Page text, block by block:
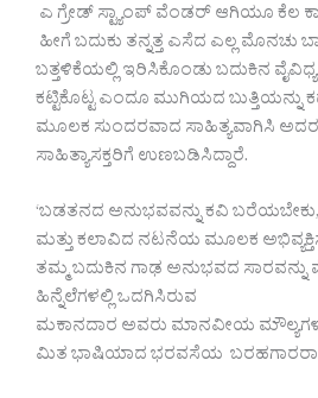
ಎ ಗ್ರೇಡ್ ಸ್ಟ್ಯಾಂಪ್ ವೆಂಡರ್ ಆಗಿಯೂ ಕೆಲ
ಹೀಗೆ ಬದುಕು ತನ್ನತ್ತ ಎಸೆದ ಎಲ್ಲ ಮೊನಚು
ಬತ್ತಳಿಕೆಯಲ್ಲಿ ಇರಿಸಿಕೊಂಡು ಬದುಕಿನ
ಕಟ್ಟಿಕೊಟ್ಟ ಎಂದೂ ಮುಗಿಯದ ಬುತ್ತಿಯನ್ನು
ಮೂಲಕ ಸುಂದರವಾದ ಸಾಹಿತ್ಯವಾಗಿಸಿ
ಸಾಹಿತ್ಯಾಸಕ್ತರಿಗೆ ಉಣಬಡಿಸಿದ್ದಾರೆ.
‘ಬಡತನದ ಅನುಭವವನ್ನು ಕವಿ ಬರೆಯಬೇಕು,
ಮತ್ತು ಕಲಾವಿದ ನಟನೆಯ ಮೂಲಕ
ತಮ್ಮ ಬದುಕಿನ ಗಾಢ ಅನುಭವದ ಸಾರವನ್ನು
ಹಿನ್ನೆಲೆಗಳಲ್ಲಿ ಒದಗಿಸಿರುವ
ಮಕಾನದಾರ ಅವರು ಮಾನವೀಯ
ಮಿತ ಭಾಷಿಯಾದ ಭರವಸೆಯ